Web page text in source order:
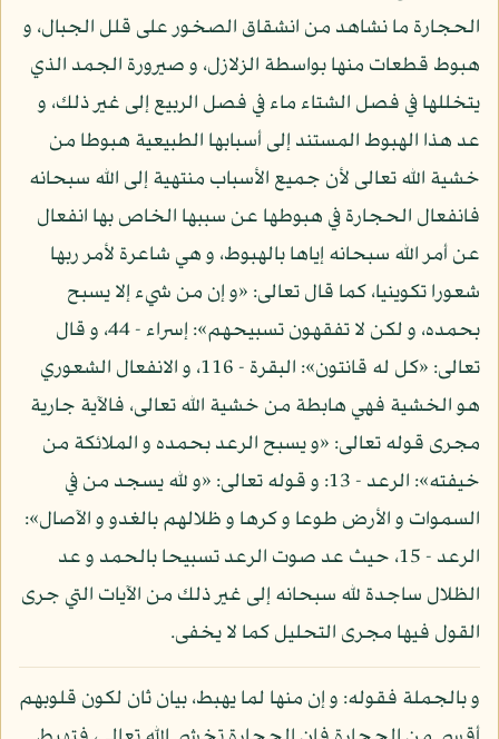
الحجارة ما نشاهد من انشقاق الصخور على قلل الجبال، و
هبوط قطعات منها بواسطة الزلازل، و صيرورة الجمد الذي
يتخللها في فصل الشتاء ماء في فصل الربيع إلى غير ذلك، و
عد هذا الهبوط المستند إلى أسبابها الطبيعية هبوطا من
خشية الله تعالى لأن جميع الأسباب منتهية إلى الله سبحانه
فانفعال الحجارة في هبوطها عن سببها الخاص بها انفعال
عن أمر الله سبحانه إياها بالهبوط، و هي شاعرة لأمر ربها
شعورا تكوينيا، كما قال تعالى: «و إن من شيء إلا يسبح
بحمده، و لكن لا تفقهون تسبيحهم»: إسراء - 44، و قال
تعالى: «كل له قانتون»: البقرة - 116، و الانفعال الشعوري
هو الخشية فهي هابطة من خشية الله تعالى، فالآية جارية
مجرى قوله تعالى: «و يسبح الرعد بحمده و الملائكة من
خيفته»: الرعد - 13: و قوله تعالى: «و لله يسجد من في
السموات و الأرض طوعا و كرها و ظلالهم بالغدو و الآصال»:
الرعد - 15، حيث عد صوت الرعد تسبيحا بالحمد و عد
الظلال ساجدة لله سبحانه إلى غير ذلك من الآيات التي جرى
القول فيها مجرى التحليل كما لا يخفى.
و بالجملة فقوله: و إن منها لما يهبط، بيان ثان لكون قلوبهم